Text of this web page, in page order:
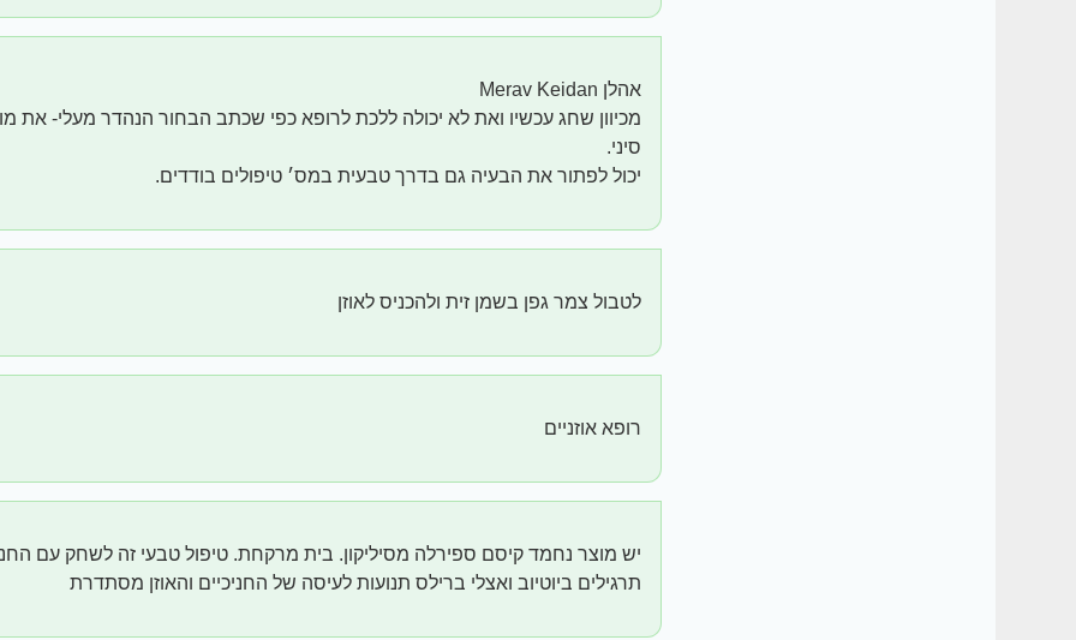
אהלן Merav Keidan
מכיוון שחג עכשיו ואת לא יכולה ללכת לרופא כפי שכתב הבחור הנהדר מעלי- את
סיני.
יכול לפתור את הבעיה גם בדרך טבעית במס׳ טיפולים בודדים.
לטבול צמר גפן בשמן זית ולהכניס לאוזן
רופא אוזניים
יש מוצר נחמד קיסם ספירלה מסיליקון. בית מרקחת. טיפול טבעי זה לשחק עם
תרגילים ביוטיוב ואצלי ברילס תנועות לעיסה של החניכיים והאוזן מסתדרת